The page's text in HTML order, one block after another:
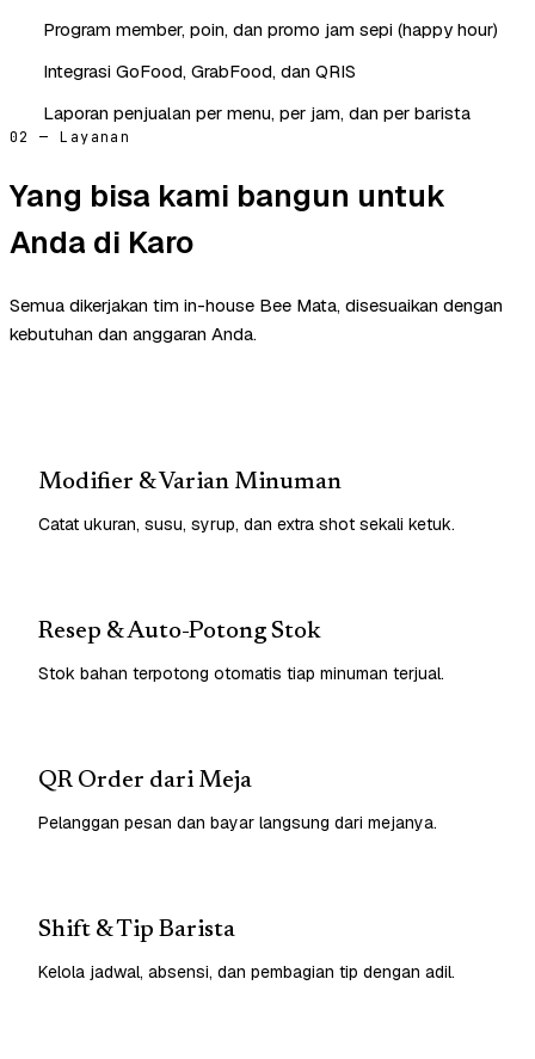
Program member, poin, dan promo jam sepi (happy hour)
Integrasi GoFood, GrabFood, dan QRIS
Laporan penjualan per menu, per jam, dan per barista
02 — Layanan
Yang bisa kami bangun untuk
Anda di Karo
Semua dikerjakan tim in-house Bee Mata, disesuaikan dengan
kebutuhan dan anggaran Anda.
Modifier & Varian Minuman
Catat ukuran, susu, syrup, dan extra shot sekali ketuk.
Resep & Auto-Potong Stok
Stok bahan terpotong otomatis tiap minuman terjual.
QR Order dari Meja
Pelanggan pesan dan bayar langsung dari mejanya.
Shift & Tip Barista
Kelola jadwal, absensi, dan pembagian tip dengan adil.